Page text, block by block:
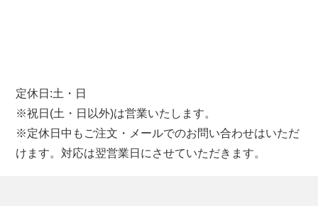
定休日:土・日
※祝日(土・日以外)は営業いたします。
※定休日中もご注文・メールでのお問い合わせはいただ
けます。対応は翌営業日にさせていただきます。